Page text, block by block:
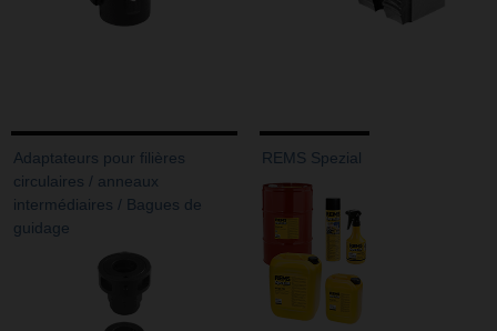
Adaptateurs pour filières
circulaires / anneaux
intermédiaires / Bagues de
guidage
REMS Spezial